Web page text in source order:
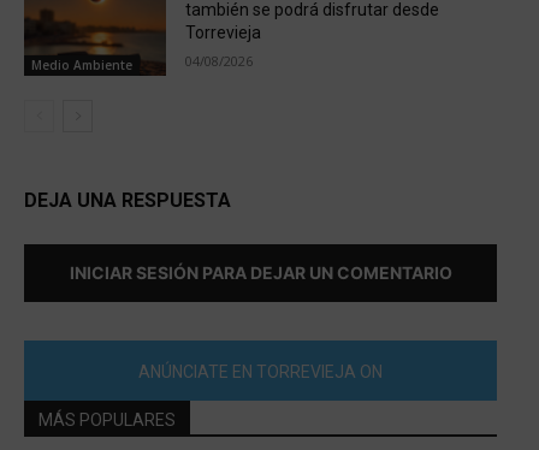
Medio Ambiente
también se podrá disfrutar desde
Torrevieja
04/08/2026
DEJA UNA RESPUESTA
INICIAR SESIÓN PARA DEJAR UN COMENTARIO
ANÚNCIATE EN TORREVIEJA ON
MÁS POPULARES